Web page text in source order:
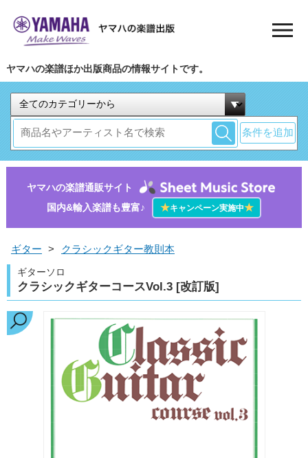
ヤマハの楽譜ほか出版商品の情報サイトです。
条件を追加
ヤマハの楽譜通販サイト
国内&輸入楽譜も豊富♪
★キャンペーン実施中★
ギター > クラシックギター教則本
ギターソロ
クラシックギターコースVol.3 [改訂版]